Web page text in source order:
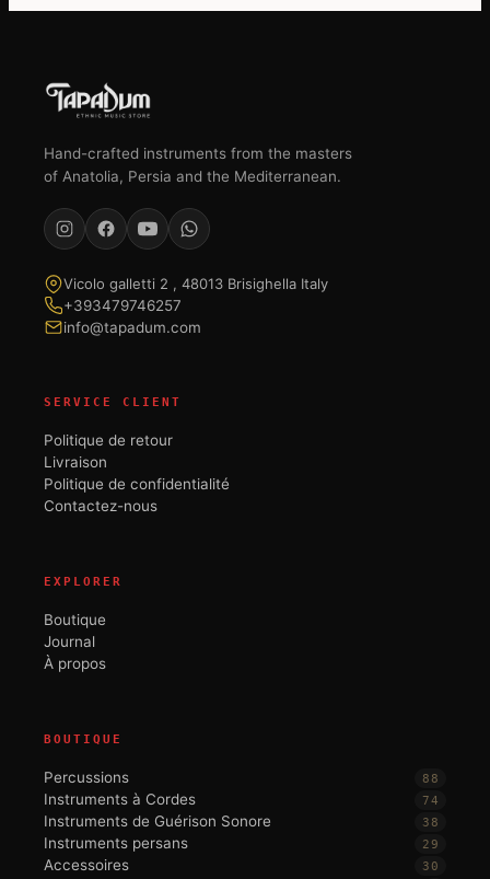
Hand-crafted instruments from the masters
of Anatolia, Persia and the Mediterranean.
Vicolo galletti 2 , 48013 Brisighella Italy
+393479746257
info@tapadum.com
SERVICE CLIENT
Politique de retour
Livraison
Politique de confidentialité
Contactez-nous
EXPLORER
Boutique
Journal
À propos
BOUTIQUE
Percussions 88
Instruments à Cordes 74
Instruments de Guérison Sonore 38
Instruments persans 29
Accessoires 30